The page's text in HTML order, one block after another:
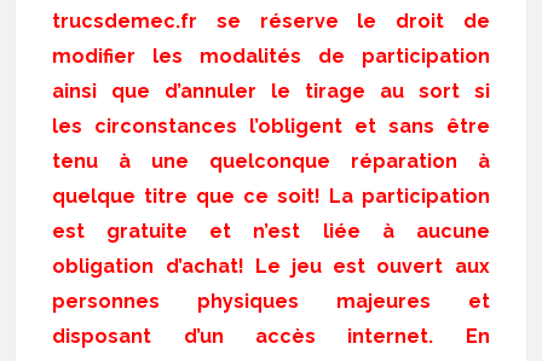
trucsdemec.fr se réserve le droit de
modifier les modalités de participation
ainsi que d’annuler le tirage au sort si
les circonstances l’obligent et sans être
tenu à une quelconque réparation à
quelque titre que ce soit! La participation
est gratuite et n’est liée à aucune
obligation d’achat! Le jeu est ouvert aux
personnes physiques majeures et
disposant d’un accès internet. En